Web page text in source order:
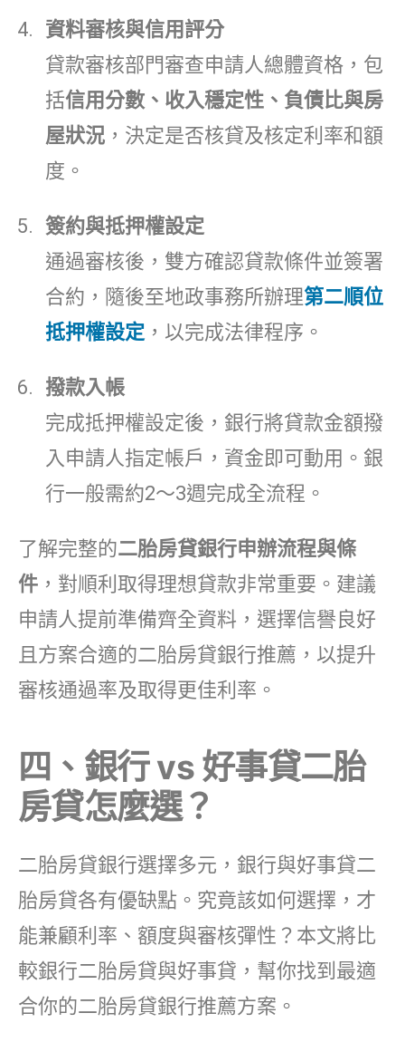
資料審核與信用評分
貸款審核部門審查申請人總體資格，包
括信用分數、收入穩定性、負債比與房
屋狀況 ，決定是否核貸及核定利率和額
度。
簽約與抵押權設定
通過審核後，雙方確認貸款條件並簽署
合約，隨後至地政事務所辦理第二順位
抵押權設定，以完成法律程序。
撥款入帳
完成抵押權設定後，銀行將貸款金額撥
入申請人指定帳戶，資金即可動用。銀
行一般需約2～3週完成全流程。
了解完整的二胎房貸銀行申辦流程與條
件 ，對順利取得理想貸款非常重要。建議
申請人提前準備齊全資料，選擇信譽良好
且方案合適的二胎房貸銀行推薦，以提升
審核通過率及取得更佳利率。
四、銀行 vs 好事貸二胎
房貸怎麼選？
二胎房貸銀行選擇多元，銀行與好事貸二
胎房貸各有優缺點。究竟該如何選擇，才
能兼顧利率、額度與審核彈性？本文將比
較銀行二胎房貸與好事貸，幫你找到最適
合你的二胎房貸銀行推薦方案。